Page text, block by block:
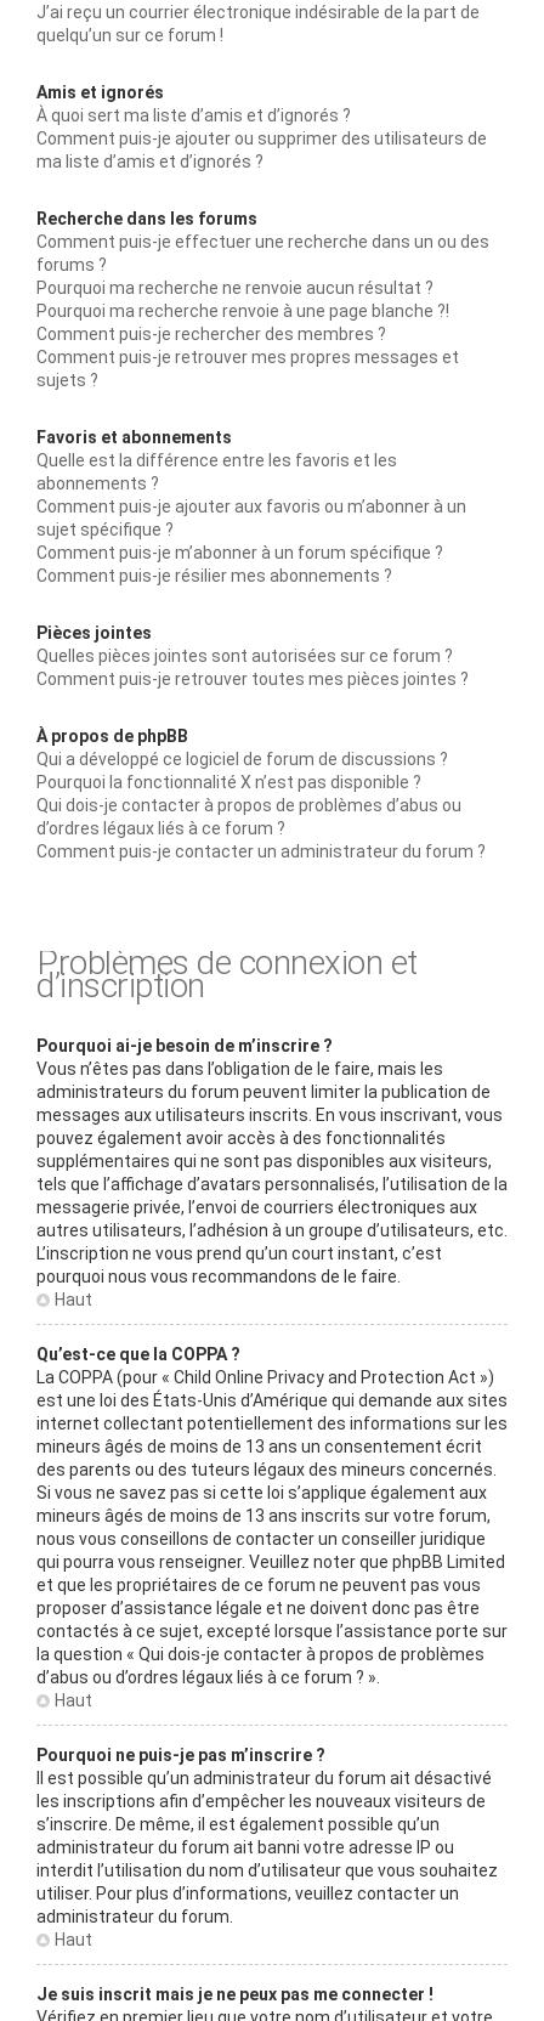
J’ai reçu un courrier électronique indésirable de la part de
quelqu’un sur ce forum !
Amis et ignorés
À quoi sert ma liste d’amis et d’ignorés ?
Comment puis-je ajouter ou supprimer des utilisateurs de
ma liste d’amis et d’ignorés ?
Recherche dans les forums
Comment puis-je effectuer une recherche dans un ou des
forums ?
Pourquoi ma recherche ne renvoie aucun résultat ?
Pourquoi ma recherche renvoie à une page blanche ?!
Comment puis-je rechercher des membres ?
Comment puis-je retrouver mes propres messages et
sujets ?
Favoris et abonnements
Quelle est la différence entre les favoris et les
abonnements ?
Comment puis-je ajouter aux favoris ou m’abonner à un
sujet spécifique ?
Comment puis-je m’abonner à un forum spécifique ?
Comment puis-je résilier mes abonnements ?
Pièces jointes
Quelles pièces jointes sont autorisées sur ce forum ?
Comment puis-je retrouver toutes mes pièces jointes ?
À propos de phpBB
Qui a développé ce logiciel de forum de discussions ?
Pourquoi la fonctionnalité X n’est pas disponible ?
Qui dois-je contacter à propos de problèmes d’abus ou
d’ordres légaux liés à ce forum ?
Comment puis-je contacter un administrateur du forum ?
Problèmes de connexion et
d’inscription
Pourquoi ai-je besoin de m’inscrire ?
Vous n’êtes pas dans l’obligation de le faire, mais les
administrateurs du forum peuvent limiter la publication de
messages aux utilisateurs inscrits. En vous inscrivant, vous
pouvez également avoir accès à des fonctionnalités
supplémentaires qui ne sont pas disponibles aux visiteurs,
tels que l’affichage d’avatars personnalisés, l’utilisation de la
messagerie privée, l’envoi de courriers électroniques aux
autres utilisateurs, l’adhésion à un groupe d’utilisateurs, etc.
L’inscription ne vous prend qu’un court instant, c’est
pourquoi nous vous recommandons de le faire.
Haut
Qu’est-ce que la COPPA ?
La COPPA (pour « Child Online Privacy and Protection Act »)
est une loi des États-Unis d’Amérique qui demande aux sites
internet collectant potentiellement des informations sur les
mineurs âgés de moins de 13 ans un consentement écrit
des parents ou des tuteurs légaux des mineurs concernés.
Si vous ne savez pas si cette loi s’applique également aux
mineurs âgés de moins de 13 ans inscrits sur votre forum,
nous vous conseillons de contacter un conseiller juridique
qui pourra vous renseigner. Veuillez noter que phpBB Limited
et que les propriétaires de ce forum ne peuvent pas vous
proposer d’assistance légale et ne doivent donc pas être
contactés à ce sujet, excepté lorsque l’assistance porte sur
la question « Qui dois-je contacter à propos de problèmes
d’abus ou d’ordres légaux liés à ce forum ? ».
Haut
Pourquoi ne puis-je pas m’inscrire ?
Il est possible qu’un administrateur du forum ait désactivé
les inscriptions afin d’empêcher les nouveaux visiteurs de
s’inscrire. De même, il est également possible qu’un
administrateur du forum ait banni votre adresse IP ou
interdit l’utilisation du nom d’utilisateur que vous souhaitez
utiliser. Pour plus d’informations, veuillez contacter un
administrateur du forum.
Haut
Je suis inscrit mais je ne peux pas me connecter !